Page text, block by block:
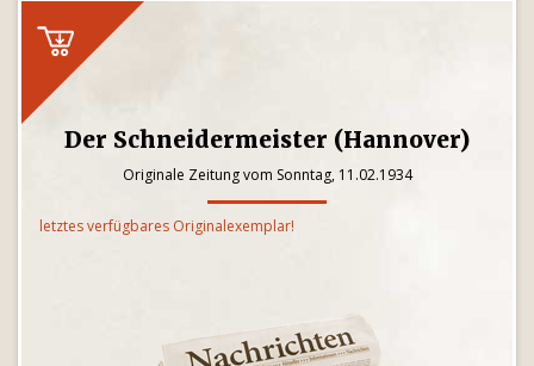
Der Schneidermeister (Hannover)
Originale Zeitung vom Sonntag, 11.02.1934
letztes verfügbares Originalexemplar!